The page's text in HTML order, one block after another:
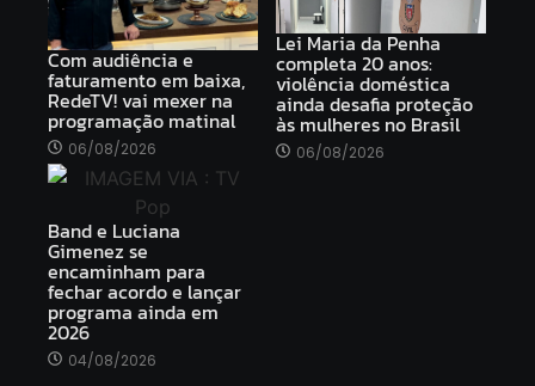
Com audiência e
faturamento em baixa,
RedeTV! vai mexer na
programação matinal
06/08/2026
Lei Maria da Penha
completa 20 anos:
violência doméstica
ainda desafia proteção
às mulheres no Brasil
06/08/2026
Band e Luciana
Gimenez se
encaminham para
fechar acordo e lançar
programa ainda em
2026
04/08/2026